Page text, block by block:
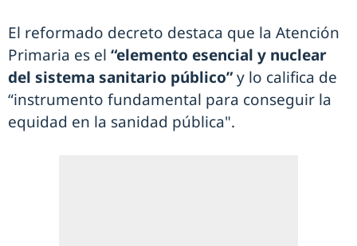
El reformado decreto destaca que la Atención
Primaria es el “elemento esencial y nuclear
del sistema sanitario público”y lo califica de
“instrumento fundamental para conseguir la
equidad en la sanidad pública".